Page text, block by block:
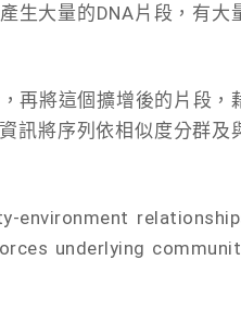
生大量的DNA片段，有大
再將這個擴增後的片段，
訊將序列依相似度分群及
environment
underlying